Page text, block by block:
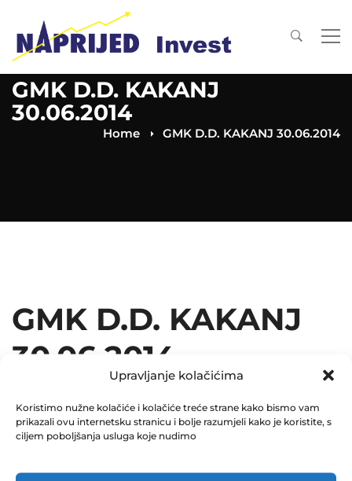
Upravljanje kolačićima
Koristimo nužne kolačiće i kolačiće treće strane kako bismo vam
prikazali ovu internetsku stranicu i bolje razumjeli kako je koristite, s
ciljem poboljšanja usluga koje nudimo
GMK D.D. KAKANJ
30.06.2014
Home GMK D.D. KAKANJ 30.06.2014
GMK D.D. KAKANJ
30.06.2014
December 31, 2014
0 Comments
Share